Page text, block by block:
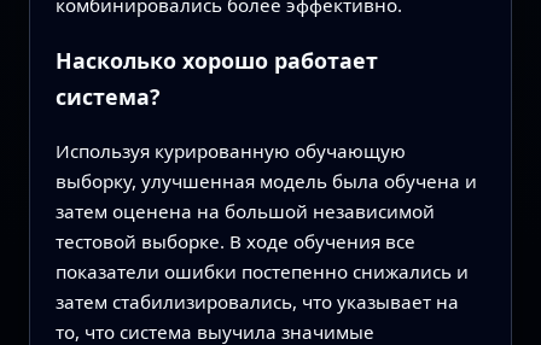
комбинировались более эффективно.
Насколько хорошо работает
система?
Используя курированную обучающую
выборку, улучшенная модель была обучена и
затем оценена на большой независимой
тестовой выборке. В ходе обучения все
показатели ошибки постепенно снижались и
затем стабилизировались, что указывает на
то, что система выучила значимые